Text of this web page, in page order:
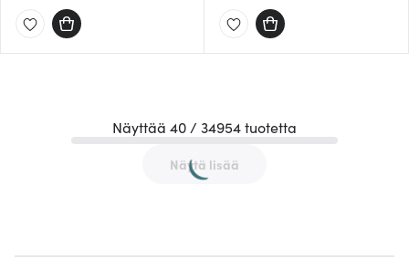
Näyttää 40 / 34954 tuotetta
Näytä lisää